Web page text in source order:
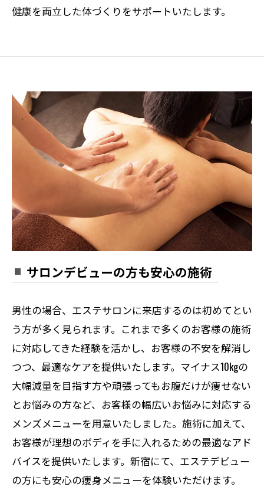
健康を両立した体づくりをサポートいたします。
サロンデビューの方も安心の施術
男性の場合、エステサロンに来店するのは初めてとい
う方が多く見られます。これまで多くのお客様の施術
に対応してきた経験を活かし、お客様の不安を解消し
つつ、最適なケアを提供いたします。マイナス10kgの
大幅減量を目指す方や頑張ってもお腹だけが痩せない
とお悩みの方など、お客様の幅広いお悩みに対応する
メンズメニューを用意いたしました。施術に加えて、
お客様が理想のボディを手に入れるための最適なアド
バイスを提供いたします。新宿にて、エステデビュー
の方にも安心の痩身メニューを体験いただけます。